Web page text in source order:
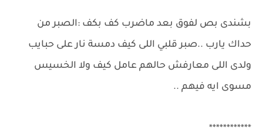
بشندى بص لفوق بعد ماضرب كف بكف :الصبر من
حداك يارب ..صبر قلبي اللى كيف دمسة نار على حبايب
ولدى اللى معارفش حالهم عامل كيف ولا الخسيس
مسوى ايه فيهم ..